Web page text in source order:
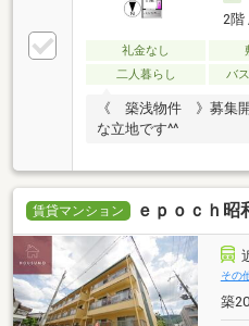
2階
礼金なし
二人暮らし
バ
《 築浅物件 》募集
な立地です^^
賃貸マンション ｅｐｏｃｈ昭
その
築